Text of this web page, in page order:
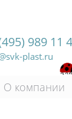
989 11
plast.ru
О компании